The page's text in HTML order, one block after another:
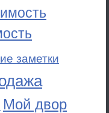
заметки
Мой двор